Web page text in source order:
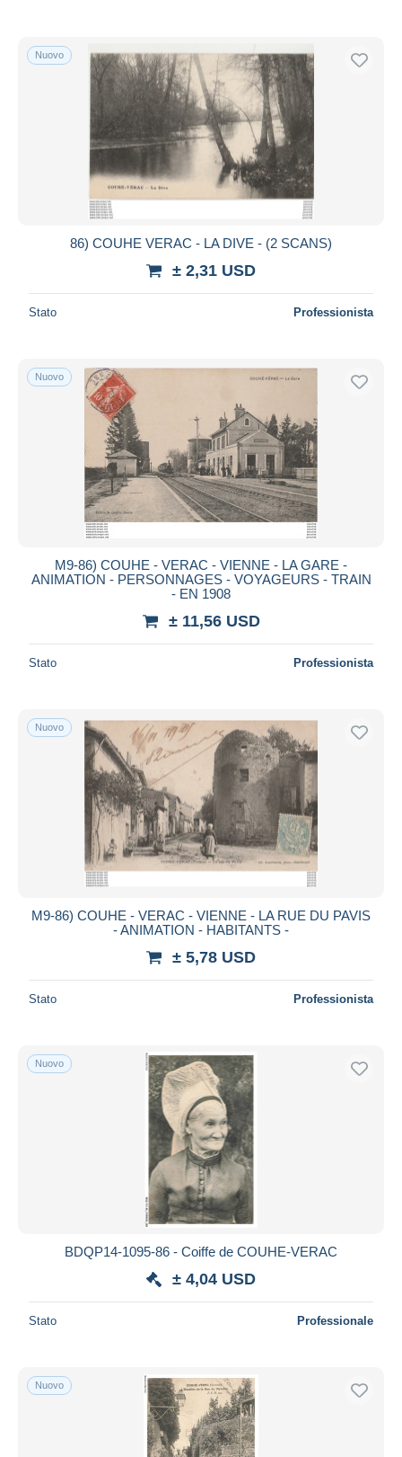
Nuovo
86) COUHE VERAC - LA DIVE - (2 SCANS)
± 2,31 USD
Stato Professionista
Nuovo
M9-86) COUHE - VERAC - VIENNE - LA GARE -
ANIMATION - PERSONNAGES - VOYAGEURS - TRAIN
- EN 1908
± 11,56 USD
Stato Professionista
Nuovo
M9-86) COUHE - VERAC - VIENNE - LA RUE DU PAVIS
- ANIMATION - HABITANTS -
± 5,78 USD
Stato Professionista
Nuovo
BDQP14-1095-86 - Coiffe de COUHE-VERAC
± 4,04 USD
Stato Professionale
Nuovo